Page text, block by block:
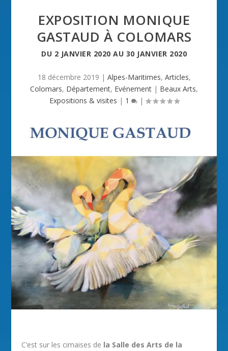
EXPOSITION MONIQUE
GASTAUD À COLOMARS
DU 2 JANVIER 2020 AU 30 JANVIER 2020
18 décembre 2019 | Alpes-Maritimes, Articles,
Colomars, Département, Evénement | Beaux Arts,
Expositions & visites | 1 |
C’est sur les cimaises de la Salle des Arts de la